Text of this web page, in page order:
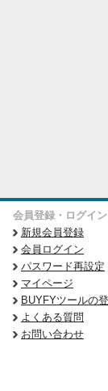
会員登録・ログイン
新規会員登録
会員ログイン
パスワード再設定
マイページ
BUYFYツールの
よくある質問
お問い合わせ